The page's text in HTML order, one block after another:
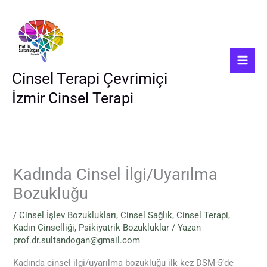
Cinsel Terapi Çevrimiçi
İzmir Cinsel Terapi
Kadında Cinsel İlgi/Uyarılma
Bozukluğu
/Cinsel İşlev Bozuklukları,Cinsel Sağlık,Cinsel Terapi,
Kadın Cinselliği, Psikiyatrik Bozukluklar / Yazan
prof.dr.sultandogan@gmail.com
Kadında cinsel ilgi/uyarılma bozukluğu ilk kez DSM-5’de